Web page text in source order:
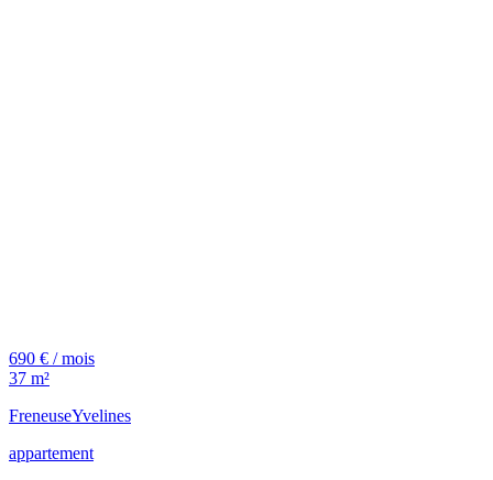
690 € / mois
37 m²
FreneuseYvelines
appartement